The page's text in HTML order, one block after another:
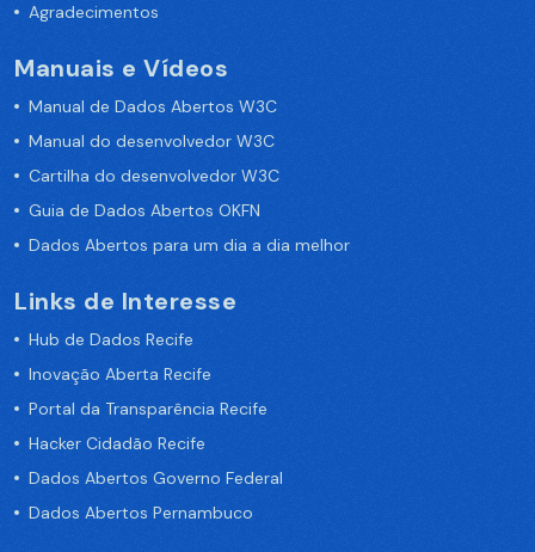
Agradecimentos
Manuais e Vídeos
Manual de Dados Abertos W3C
Manual do desenvolvedor W3C
Cartilha do desenvolvedor W3C
Guia de Dados Abertos OKFN
Dados Abertos para um dia a dia melhor
Links de Interesse
Hub de Dados Recife
Inovação Aberta Recife
Portal da Transparência Recife
Hacker Cidadão Recife
Dados Abertos Governo Federal
Dados Abertos Pernambuco